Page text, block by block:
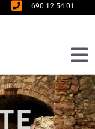
690 12 54 01